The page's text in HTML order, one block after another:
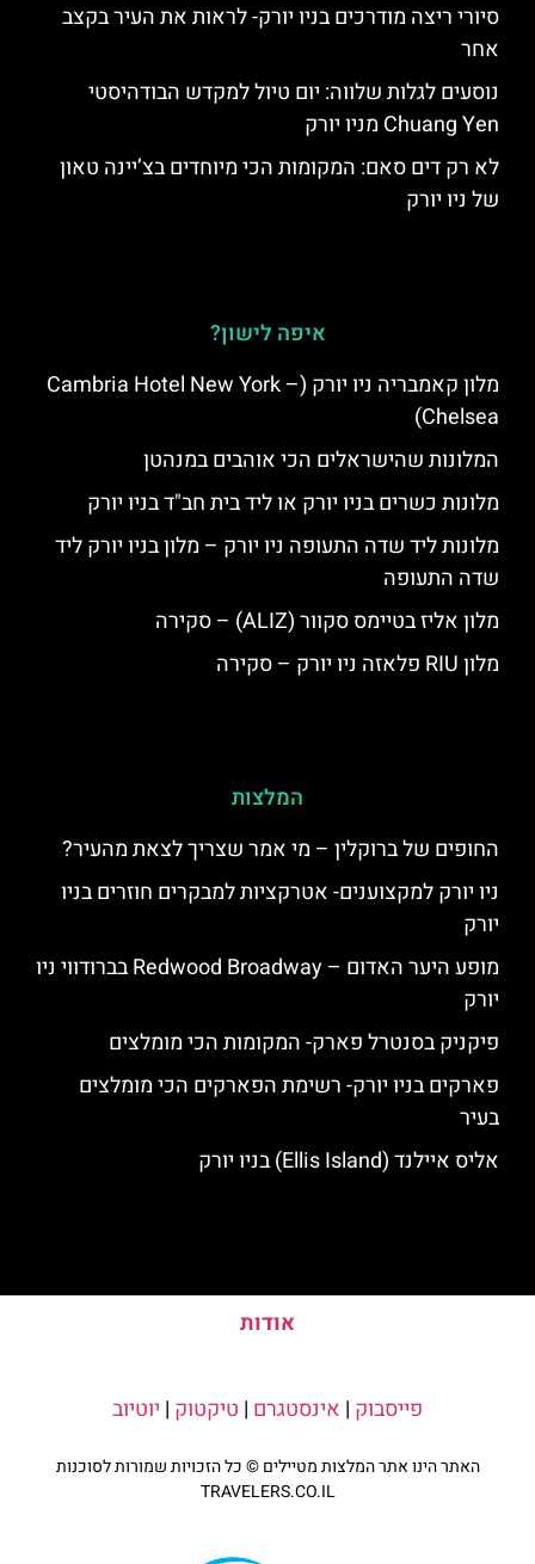
סיורי ריצה מודרכים בניו יורק- לראות את העיר בקצב
אחר
נוסעים לגלות שלווה: יום טיול למקדש הבודהיסטי
Chuang Yen מניו יורק
לא רק דים סאם: המקומות הכי מיוחדים בצ’יינה טאון
של ניו יורק
איפה לישון?
מלון קאמבריה ניו יורק (Cambria Hotel New York –
Chelsea)
המלונות שהישראלים הכי אוהבים במנהטן
מלונות כשרים בניו יורק או ליד בית חב"ד בניו יורק
מלונות ליד שדה התעופה ניו יורק – מלון בניו יורק ליד
שדה התעופה
מלון אליז בטיימס סקוור (ALIZ) – סקירה
מלון RIU פלאזה ניו יורק – סקירה
המלצות
החופים של ברוקלין – מי אמר שצריך לצאת מהעיר?
ניו יורק למקצוענים- אטרקציות למבקרים חוזרים בניו
יורק
מופע היער האדום – Redwood Broadway בברודווי ניו
יורק
פיקניק בסנטרל פארק- המקומות הכי מומלצים
פארקים בניו יורק- רשימת הפארקים הכי מומלצים
בעיר
אליס איילנד (Ellis Island) בניו יורק
אודות
פייסבוק | אינסטגרם | טיקטוק | יוטיוב
האתר הינו אתר המלצות מטיילים © כל הזכויות שמורות לסוכנות
TRAVELERS.CO.IL